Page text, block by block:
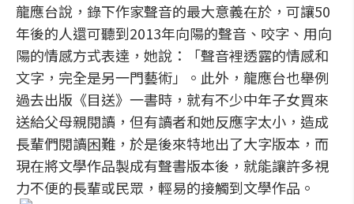
龍應台說，錄下作家聲音的最大意義在於，可讓50
年後的人還可聽到2013年向陽的聲音、咬字、用向
陽的情感方式表達，她說：「聲音裡透露的情感和
文字，完全是另一門藝術」。此外，龍應台也舉例
過去出版《目送》一書時，就有不少中年子女買來
送給父母親閱讀，但有讀者和她反應字太小，造成
長輩們閱讀困難，於是後來特地出了大字版本，而
現在將文學作品製成有聲書版本後，就能讓許多視
力不便的長輩或民眾，輕易的接觸到文學作品。